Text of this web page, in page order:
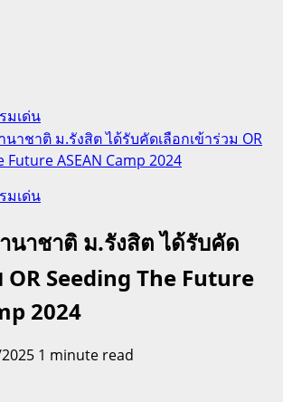
มเด่น
าชาติ ม.รังสิต ได้รับคัดเลือกเข้าร่วม OR
Future ASEAN Camp 2024
มเด่น
นาชาติ ม.รังสิต ได้รับคัด
OR Seeding The Future
2024
1 minute read